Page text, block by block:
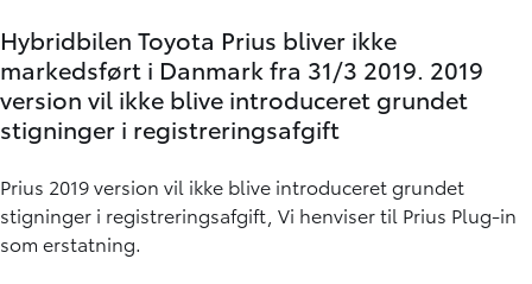
Hybridbilen Toyota Prius bliver ikke
markedsført i Danmark fra 31/3 2019. 2019
version vil ikke blive introduceret grundet
stigninger i registreringsafgift
Prius 2019 version vil ikke blive introduceret grundet
stigninger i registreringsafgift, Vi henviser til Prius Plug-in
som erstatning.